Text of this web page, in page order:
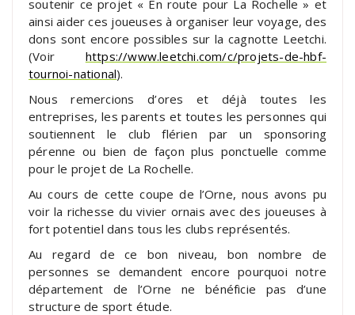
soutenir ce projet « En route pour La Rochelle » et
ainsi aider ces joueuses à organiser leur voyage, des
dons sont encore possibles sur la cagnotte Leetchi.
(Voir https://www.leetchi.com/c/projets-de-hbf-
tournoi-national).
Nous remercions d’ores et déjà toutes les
entreprises, les parents et toutes les personnes qui
soutiennent le club flérien par un sponsoring
pérenne ou bien de façon plus ponctuelle comme
pour le projet de La Rochelle.
Au cours de cette coupe de l’Orne, nous avons pu
voir la richesse du vivier ornais avec des joueuses à
fort potentiel dans tous les clubs représentés.
Au regard de ce bon niveau, bon nombre de
personnes se demandent encore pourquoi notre
département de l’Orne ne bénéficie pas d’une
structure de sport étude.